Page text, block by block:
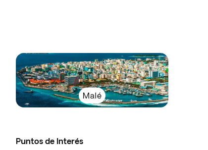
Malé
Puntos de Interés